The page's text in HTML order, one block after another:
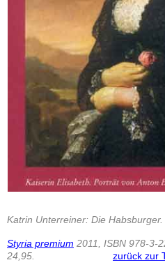
Katrin Unterreiner: Die
Styria premium 2011, ISBN 978-3-
24,95. zurück zur